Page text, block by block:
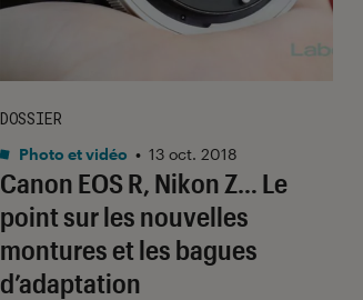
Canon EOS R, Nikon Z… Le
point sur les nouvelles
montures et les bagues
d’adaptation
DOSSIER
Photo et vidéo • 13 oct. 2018